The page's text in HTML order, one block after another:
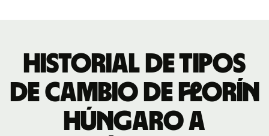
Historial de tipos
de cambio de florín
húngaro a